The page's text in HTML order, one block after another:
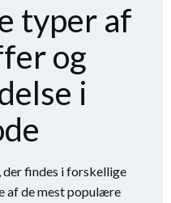
typer af
og
i
findes i forskellige
af de mest populære